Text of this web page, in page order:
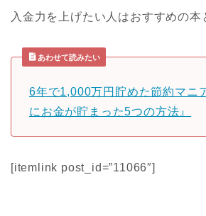
入金力を上げたい人はおすすめの本
あわせて読みたい
6年で1,000万円貯めた節約マニ
にお金が貯まった5つの方法』
[itemlink post_id=”11066″]